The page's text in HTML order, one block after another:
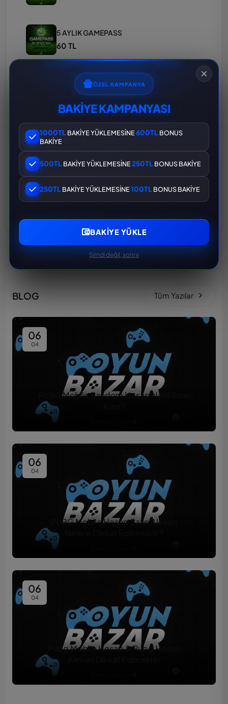
5 AYLIK GAMEPASS
60 TL
6 AYLIK GAMEPASS
7 AYLIK GAMEPASS
80 TL
90 TL
BLOG Tüm Yazılar
06
04
PUBG Mobile Random Hesap Nasıl Satın
06
04
PUBG Mobile Hesap Satın Alırken
06
04
Pubg Mobile Hesap & Pubg Hesap
ÖZEL KAMPANYA
BAKİYE KAMPANYASI
1000TLBAKİYE YÜKLEMESİNE600TLBONUS
BAKİYE
500TLBAKİYE YÜKLEMESİNE250TLBONUS BAKİYE
250TLBAKİYE YÜKLEMESİNE100TLBONUS BAKİYE
BAKIYE YÜKLE
Şimdi değil, sonra